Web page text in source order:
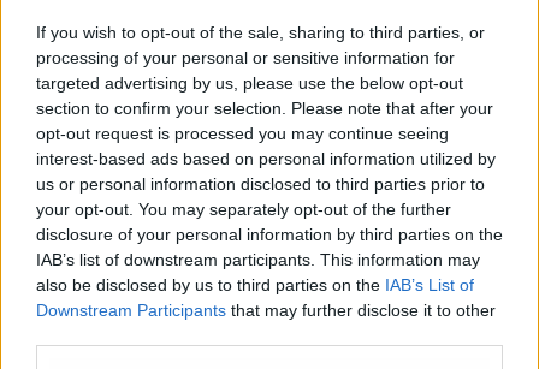
If you wish to opt-out of the sale, sharing to third parties, or
processing of your personal or sensitive information for
targeted advertising by us, please use the below opt-out
section to confirm your selection. Please note that after your
opt-out request is processed you may continue seeing
interest-based ads based on personal information utilized by
us or personal information disclosed to third parties prior to
your opt-out. You may separately opt-out of the further
disclosure of your personal information by third parties on the
IAB’s list of downstream participants. This information may
also be disclosed by us to third parties on the IAB’s List of
Downstream Participants that may further disclose it to other
abitativa a chi da tempo lo chiede. E la scuola
che sembra avere infiltrazioni di acqua? E la
torre di telefonica che impatta da lontano su
tutta la vallata, unica a essere finora
posizionata ad Osimo. E come dire che la
supercoalizione sinistra – Ginnetti e M5s che,
di fatto, governa Osimo da 9 anni, vuole il
male per Casenuove, perché qui si vota per
altri. Cosi’ non va bene» conclude Dino Latini.